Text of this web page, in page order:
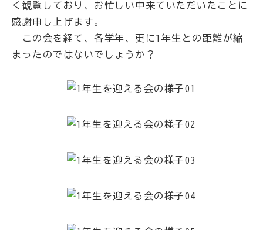
く観覧しており、お忙しい中来ていただいたことに
感謝申し上げます。
この会を経て、各学年、更に1年生との距離が縮
まったのではないでしょうか？